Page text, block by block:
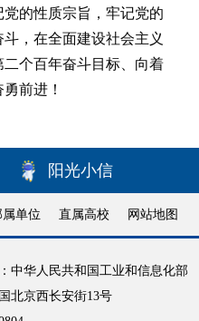
的性质宗旨，牢记党的
，在全面建设社会主义
个百年奋斗目标、向着
前进！
阳光小信
属单位 直属高校 网站地图
中华人民共和国工业和信息化部
北京西长安街13号